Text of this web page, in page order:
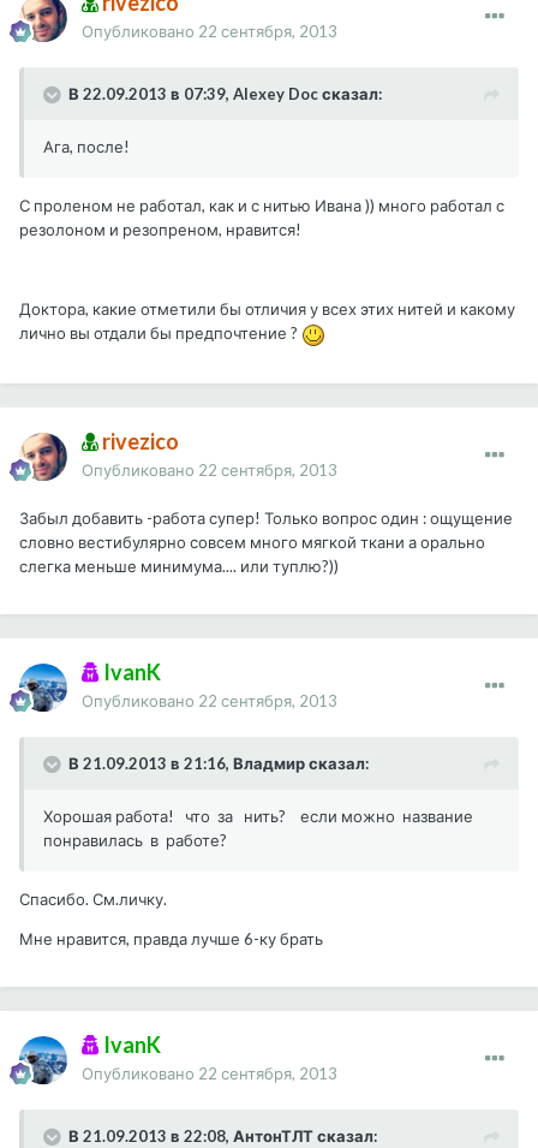
Опубликовано 22 сентября, 2013
В 22.09.2013 в 07:39, Alexey Doc сказал:
Ага, после!
С проленом не работал, как и с нитью Ивана )) много работал с
резолоном и резопреном, нравится!
Доктора, какие отметили бы отличия у всех этих нитей и какому
лично вы отдали бы предпочтение ?
rivezico
Опубликовано 22 сентября, 2013
Забыл добавить -работа супер! Только вопрос один : ощущение
словно вестибулярно совсем много мягкой ткани а орально
слегка меньше минимума.... или туплю?))
IvanK
Опубликовано 22 сентября, 2013
В 21.09.2013 в 21:16, Владмир сказал:
Хорошая работа! что за нить? если можно название
понравилась в работе?
Спасибо. См.личку.
Мне нравится, правда лучше 6-ку брать
IvanK
Опубликовано 22 сентября, 2013
В 21.09.2013 в 22:08, АнтонТЛТ сказал: